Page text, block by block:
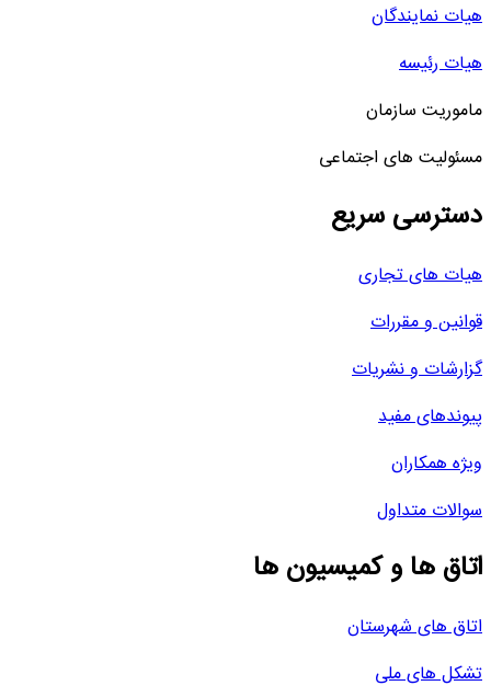
هیات نمایندگان
هیات رئیسه
ماموریت سازمان
مسئولیت های اجتماعی
دسترسی سریع
هیات های تجاری
قوانین و مقررات
گزارشات و نشریات
پیوندهای مفید
ویژه همکاران
سوالات متداول
اتاق ها و کمیسیون ها
اتاق های شهرستان
تشکل های ملی